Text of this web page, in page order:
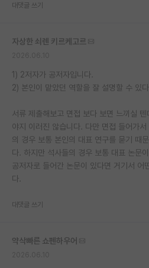
대댓글 쓰기
자상한 쇠렌 키르케고르
1) 2저자가 공저자입니다.
2) 본인이 맡았던 역할을 잘 설명할 수 있
서류 제출해보고 면접 보다 보면 느끼실
야지 이러진 않습니다. 다만 면접 들어가
의 경우 보통 본인의 대표 연구를 묻기 때
다. 하지만 석사들의 경우 보통 대표 논문
공저자로 들어간 논문이 있다면 거기서 어
다.
대댓글 쓰기
약삭빠른 쇼펜하우어